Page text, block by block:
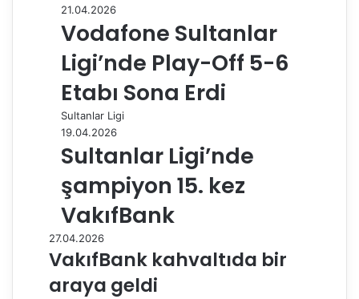
21.04.2026
Vodafone Sultanlar
Ligi’nde Play-Off 5-6
Etabı Sona Erdi
Sultanlar Ligi
19.04.2026
Sultanlar Ligi’nde
şampiyon 15. kez
VakıfBank
27.04.2026
VakıfBank kahvaltıda bir
araya geldi